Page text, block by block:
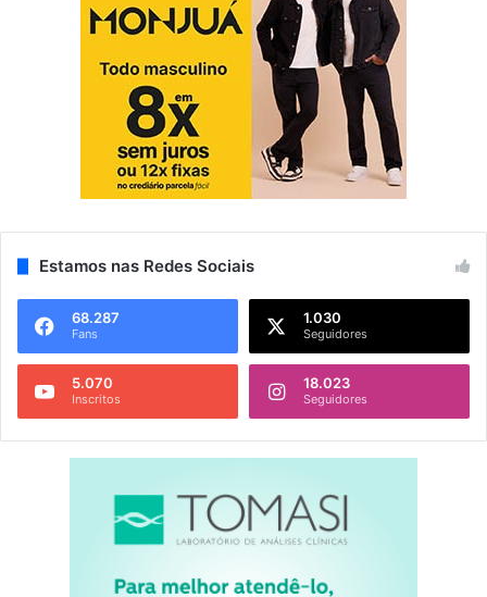
Estamos nas Redes Sociais
68.287
Fans
1.030
Seguidores
5.070
Inscritos
18.023
Seguidores